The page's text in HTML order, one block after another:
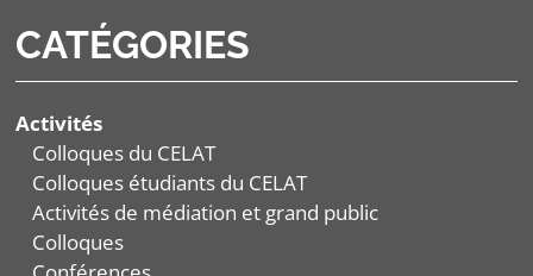
CATÉGORIES
Activités
Colloques du CELAT
Colloques étudiants du CELAT
Activités de médiation et grand public
Colloques